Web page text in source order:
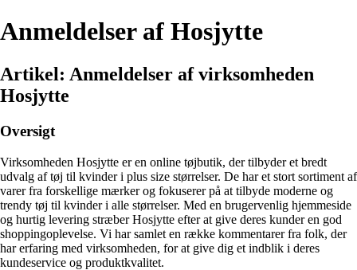
Anmeldelser af Hosjytte
Artikel: Anmeldelser af virksomheden
Hosjytte
Oversigt
Virksomheden Hosjytte er en online tøjbutik, der tilbyder et bredt
udvalg af tøj til kvinder i plus size størrelser. De har et stort sortiment af
varer fra forskellige mærker og fokuserer på at tilbyde moderne og
trendy tøj til kvinder i alle størrelser. Med en brugervenlig hjemmeside
og hurtig levering stræber Hosjytte efter at give deres kunder en god
shoppingoplevelse. Vi har samlet en række kommentarer fra folk, der
har erfaring med virksomheden, for at give dig et indblik i deres
kundeservice og produktkvalitet.